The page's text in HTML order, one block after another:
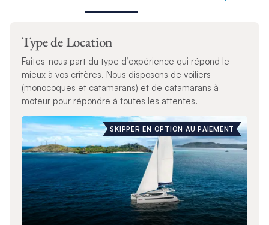
Type de Location
Faites-nous part du type d’expérience qui répond le
mieux à vos critères. Nous disposons de voiliers
(monocoques et catamarans) et de catamarans à
moteur pour répondre à toutes les attentes.
SKIPPER EN OPTION AU PAIEMENT